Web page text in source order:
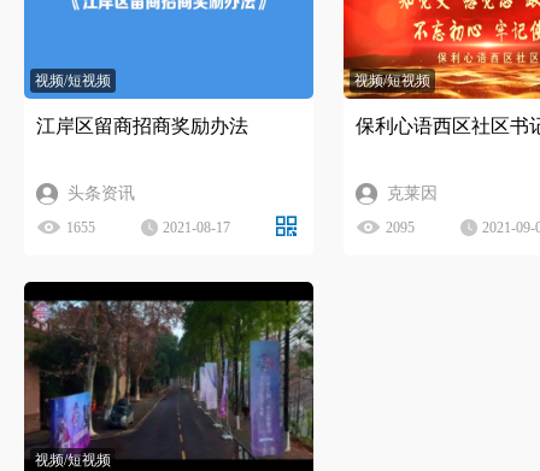
视频/短视频
江岸区留商招商奖励办法
头条资讯
1655 2021-08-17
视频/短视频
保利心语西区社区书
克莱因
2095 2021-09-
视频/短视频